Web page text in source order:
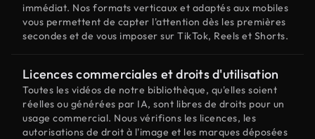
immédiat. Nos formats verticaux et adaptés aux mobiles
vous permettent de capter l'attention dès les premières
secondes et de vous imposer sur TikTok, Reels et Shorts.
Licences commerciales et droits d'utilisation
Toutes les vidéos de notre bibliothèque, qu'elles soient
réelles ou générées par IA, sont libres de droits pour un
usage commercial. Nous vérifions les licences, les
autorisations de droit à l'image et les marques déposées